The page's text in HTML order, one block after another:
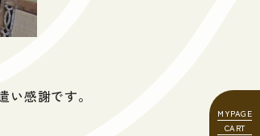
感謝です。